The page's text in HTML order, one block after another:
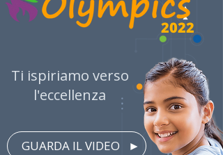
2022
Ti ispiriamo verso
l'eccellenza
⠀GUARDA IL VIDEO⠀►